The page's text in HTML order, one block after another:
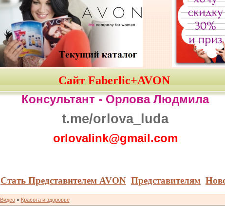
Сайт Faberlic+AVON
Консультант -Орлова Людмила
t.me/orlova_luda
orlovalink@gmail.com
Стать Представителем AVON Представителям
Видео» Красота и здоровье